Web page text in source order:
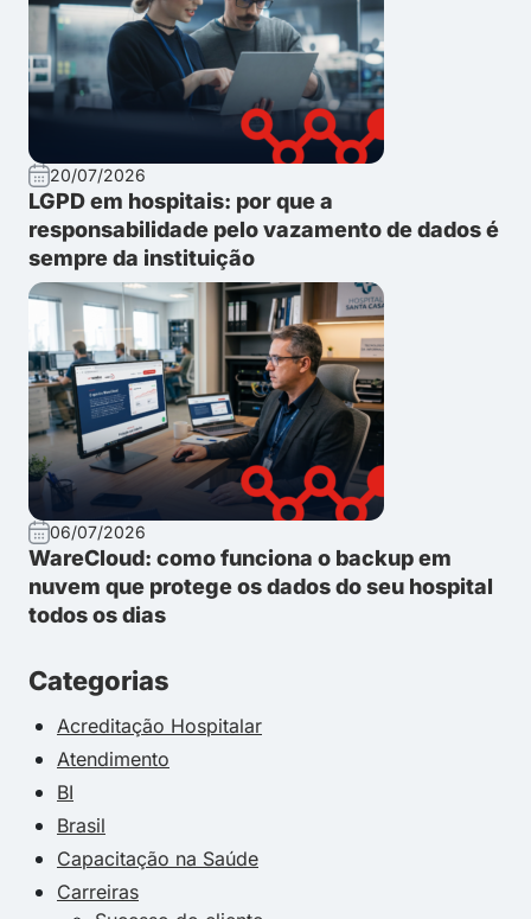
20/07/2026
LGPD em hospitais: por que a
responsabilidade pelo vazamento de dados é
sempre da instituição
06/07/2026
WareCloud: como funciona o backup em
nuvem que protege os dados do seu hospital
todos os dias
Categorias
Acreditação Hospitalar
Atendimento
BI
Brasil
Capacitação na Saúde
Carreiras